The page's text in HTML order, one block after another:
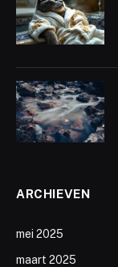
ARCHIEVEN
mei 2025
maart 2025